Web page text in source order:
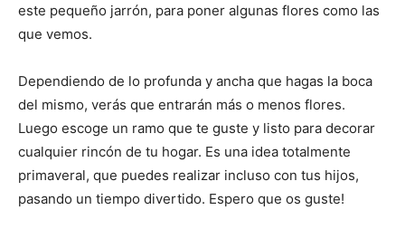
este pequeño jarrón, para poner algunas flores como las
que vemos.
Dependiendo de lo profunda y ancha que hagas la boca
del mismo, verás que entrarán más o menos flores.
Luego escoge un ramo que te guste y listo para decorar
cualquier rincón de tu hogar. Es una idea totalmente
primaveral, que puedes realizar incluso con tus hijos,
pasando un tiempo divertido. Espero que os guste!